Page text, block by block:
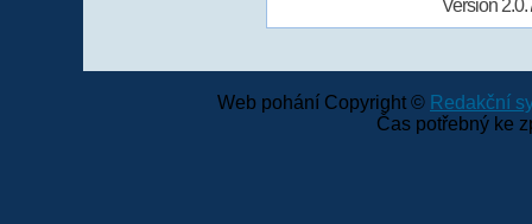
Version
Web pohání Copyright © Redakční
Čas potřebný ke